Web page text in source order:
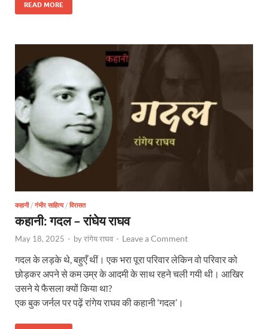
READ MORE
कहानी/ गंभीर साहित्य/ विरासत
कहानी: गदल – रांघेय राघव
May 18, 2025 - byरांगेय राघव - Leave a Comment
गदल के लड़के थे, बहुएँ थीं। एक भरा पूरा परिवार लेकिन वो परिवार को
छोड़कर अपने से कम उम्र के आदमी के साथ रहने चली गयी थी। आखिर
उसने ये फैसला क्यों किया था?
एक बुक जर्नल पर पढ़ें रांगेय राघव की कहानी ‘गदल’।